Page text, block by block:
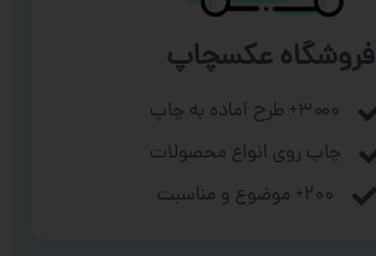
فروشگاه عکسچاپ
۳۰۰۰+ طرح آماده به چاپ
چاپ روی انواع محصولات
۲۰۰+ موضوع و مناسبت